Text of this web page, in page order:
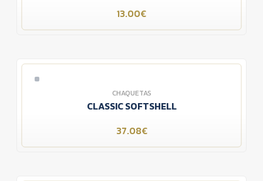
13.00€
CHAQUETAS
CLASSIC SOFTSHELL
37.08€